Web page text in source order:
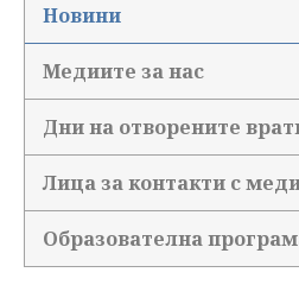
Новини
Медиите за нас
Дни на отворените
Лица за контакти с
Образователна